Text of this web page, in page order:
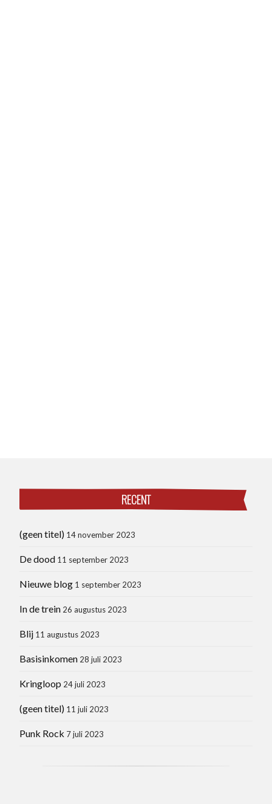
RECENT
(geen titel) 14 november 2023
De dood 11 september 2023
Nieuwe blog 1 september 2023
In de trein 26 augustus 2023
Blij 11 augustus 2023
Basisinkomen 28 juli 2023
Kringloop 24 juli 2023
(geen titel) 11 juli 2023
Punk Rock 7 juli 2023